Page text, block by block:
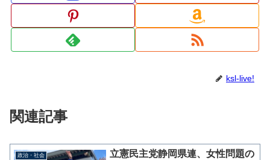
ksl-live!
関連記事
政治・社会
立憲民主党静岡県連、女性問題の